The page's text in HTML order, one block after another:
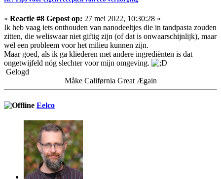
« Reactie #8 Gepost op: 27 mei 2022, 10:30:28 »
Ik heb vaag iets onthouden van nanodeeltjes die in tandpasta zouden
zitten, die weliswaar niet giftig zijn (of dat is onwaarschijnlijk), maar
wel een probleem voor het milieu kunnen zijn.
Maar goed, als ik ga kliederen met andere ingrediënten is dat
ongetwijfeld nóg slechter voor mijn omgeving.
Gelogd
Måke Califørnia Great Ægain
Eelco